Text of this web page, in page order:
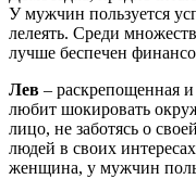
У мужчин пользуется
лелеять. Среди
лучше беспечен
Лев – раскрепощенная
любит шокировать
лицо, не заботясь о
людей в своих
женщина, у мужчин